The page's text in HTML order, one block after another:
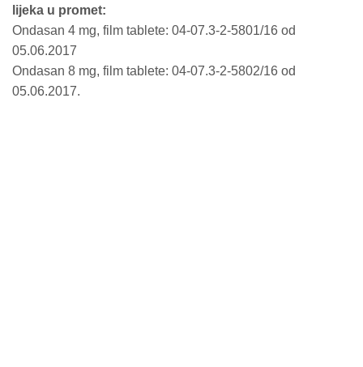
lijeka u promet:
Ondasan 4 mg, film tablete: 04-07.3-2-5801/16 od
05.06.2017
Ondasan 8 mg, film tablete: 04-07.3-2-5802/16 od
05.06.2017.